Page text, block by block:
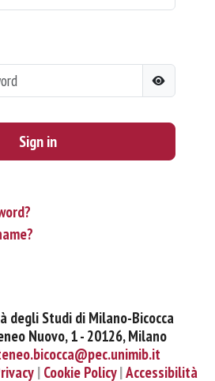
Sign in
degli Studi di Milano-Bicocca
Nuovo, 1 - 20126, Milano
Cookie Policy Accessibilità